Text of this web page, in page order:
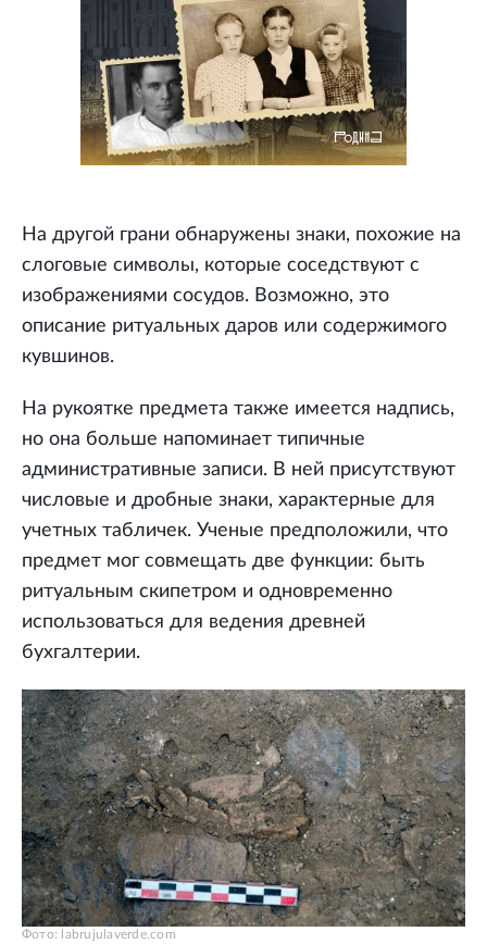
На другой грани обнаружены знаки, похожие на
слоговые символы, которые соседствуют с
изображениями сосудов. Возможно, это
описание ритуальных даров или содержимого
кувшинов.
На рукоятке предмета также имеется надпись,
но она больше напоминает типичные
административные записи. В ней присутствуют
числовые и дробные знаки, характерные для
учетных табличек. Ученые предположили, что
предмет мог совмещать две функции: быть
ритуальным скипетром и одновременно
использоваться для ведения древней
бухгалтерии.
Фото: labrujulaverde.com